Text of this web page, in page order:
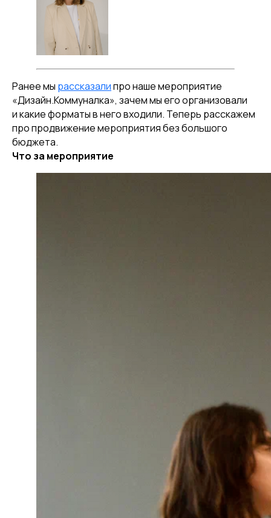
Ранее мы рассказалипро наше мероприятие
«Дизайн.Коммуналка», зачем мы его организовали
и какие форматы в него входили. Теперь расскажем
про продвижение мероприятия без большого
бюджета.
Что за мероприятие